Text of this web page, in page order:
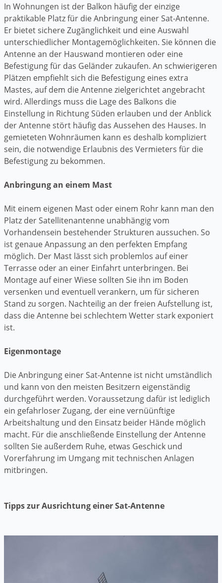
In Wohnungen ist der Balkon häufig der einzige
praktikable Platz für die Anbringung einer Sat-Antenne.
Er bietet sichere Zugänglichkeit und eine Auswahl
unterschiedlicher Montagemöglichkeiten. Sie können die
Antenne an der Hauswand montieren oder eine
Befestigung für das Geländer zukaufen. An schwierigeren
Plätzen empfiehlt sich die Befestigung eines extra
Mastes, auf dem die Antenne zielgerichtet angebracht
wird. Allerdings muss die Lage des Balkons die
Einstellung in Richtung Süden erlauben und der Anblick
der Antenne stört häufig das Aussehen des Hauses. In
gemieteten Wohnräumen kann es deshalb kompliziert
sein, die notwendige Erlaubnis des Vermieters für die
Befestigung zu bekommen.
Anbringung an einem Mast
Mit einem eigenen Mast oder einem Rohr kann man den
Platz der Satellitenantenne unabhängig vom
Vorhandensein bestehender Strukturen aussuchen. So
ist genaue Anpassung an den perfekten Empfang
möglich. Der Mast lässt sich problemlos auf einer
Terrasse oder an einer Einfahrt unterbringen. Bei
Montage auf einer Wiese sollten Sie ihn im Boden
versenken und eventuell verankern, um für sicheren
Stand zu sorgen. Nachteilig an der freien Aufstellung ist,
dass die Antenne bei schlechtem Wetter stark exponiert
ist.
Eigenmontage
Die Anbringung einer Sat-Antenne ist nicht umständlich
und kann von den meisten Besitzern eigenständig
durchgeführt werden. Voraussetzung dafür ist lediglich
ein gefahrloser Zugang, der eine vernüünftige
Arbeitshaltung und den Einsatz beider Hände möglich
macht. Für die anschließende Einstellung der Antenne
sollten Sie außerdem Ruhe, etwas Geschick und
Vorerfahrung im Umgang mit technischen Anlagen
mitbringen.
Tipps zur Ausrichtung einer Sat-Antenne